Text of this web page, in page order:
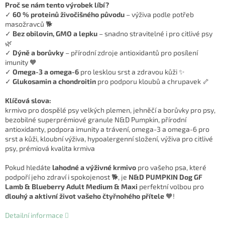
Proč se nám tento výrobek líbí?
✓ 60 % proteinů živočišného původu – výživa podle potřeb
masožravců 🐕
✓ Bez obilovin, GMO a lepku – snadno stravitelné i pro citlivé psy
🌿
✓ Dýně a borůvky – přírodní zdroje antioxidantů pro posílení
imunity 🧡
✓ Omega-3 a omega-6 pro lesklou srst a zdravou kůži ✨
✓ Glukosamin a chondroitin pro podporu kloubů a chrupavek 🦴
Klíčová slova:
krmivo pro dospělé psy velkých plemen, jehněčí a borůvky pro psy,
bezobilné superprémiové granule N&D Pumpkin, přírodní
antioxidanty, podpora imunity a trávení, omega-3 a omega-6 pro
srst a kůži, kloubní výživa, hypoalergenní složení, výživa pro citlivé
psy, prémiová kvalita krmiva
Pokud hledáte lahodné a výživné krmivo pro vašeho psa, které
podpoří jeho zdraví i spokojenost 🐕, je N&D PUMPKIN Dog GF
Lamb & Blueberry Adult Medium & Maxi perfektní volbou pro
dlouhý a aktivní život vašeho čtyřnohého přítele 🧡!
Detailní informace